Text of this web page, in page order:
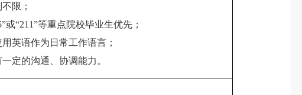
不限；
或“211”等重点院校毕业生优先；
用英语作为日常工作语言；
一定的沟通、协调能力。